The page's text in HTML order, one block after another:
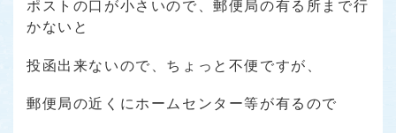
ポストの口が小さいので、郵便局の有る所まで行
かないと
投函出来ないので、ちょっと不便ですが、
郵便局の近くにホームセンター等が有るので